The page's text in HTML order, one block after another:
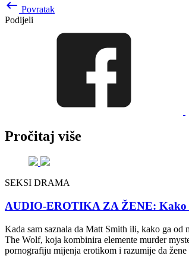
keyboard_backspace Povratak
Podijeli
Pročitaj više
SEKSI DRAMA
AUDIO-EROTIKA ZA ŽENE: Kako
Kada sam saznala da Matt Smith ili, kako ga
The Wolf, koja kombinira elemente murder
pornografiju mijenja erotikom i razumije da